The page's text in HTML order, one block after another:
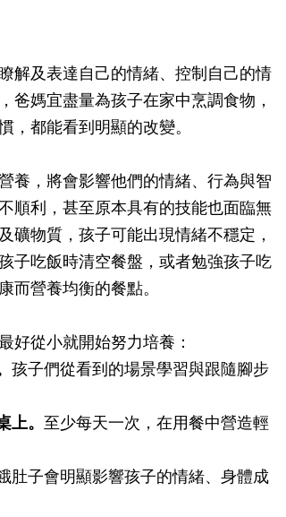
解及表達自己的情緒、控制自己的情
爸媽宜盡量為孩子在家中烹調食物，
都能看到明顯的改變。
養，將會影響他們的情緒、行為與智
順利，甚至原本具有的技能也面臨無
礦物質，孩子可能出現情緒不穩定，
子吃飯時清空餐盤，或者勉強孩子吃
而營養均衡的餐點。
好從小就開始努力培養：
孩子們從看到的場景學習與跟隨腳步
。 至少每天一次，在用餐中營造輕
肚子會明顯影響孩子的情緒、身體成